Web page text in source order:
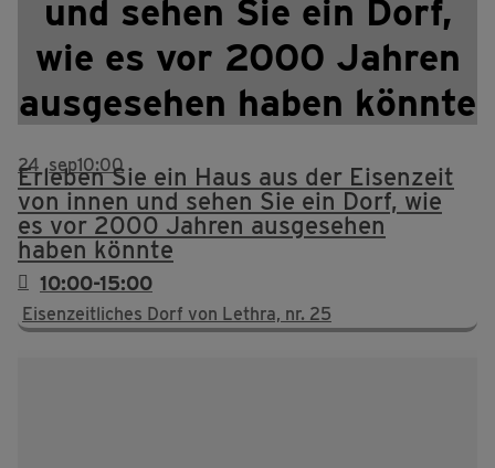
und sehen Sie ein Dorf,
wie es vor 2000 Jahren
ausgesehen haben könnte
24 sep10:00
Erleben Sie ein Haus aus der Eisenzeit
von innen und sehen Sie ein Dorf, wie
es vor 2000 Jahren ausgesehen
haben könnte
10:00-15:00
Eisenzeitliches Dorf von Lethra, nr. 25